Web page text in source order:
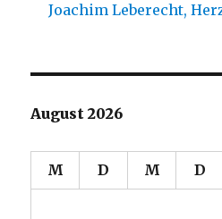
Joachim Leberecht,
August 2026
M D M D